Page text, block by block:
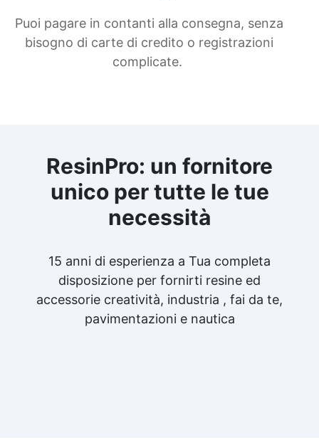
Puoi pagare in contanti alla consegna, senza
bisogno di carte di credito o registrazioni
complicate.
ResinPro: un fornitore
unico per tutte le tue
necessità
15 anni di esperienza a Tua completa
disposizione per fornirti resine ed
accessorie creatività, industria , fai da te,
pavimentazioni e nautica